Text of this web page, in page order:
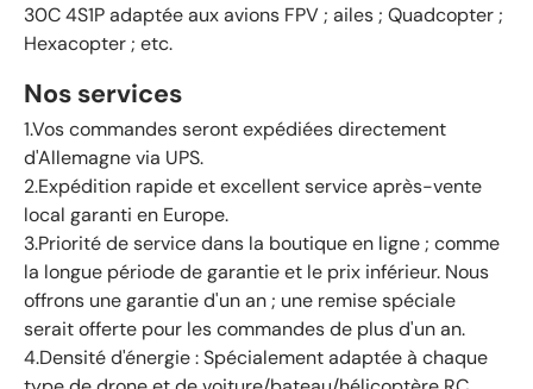
30C 4S1P adaptée aux avions FPV ; ailes ; Quadcopter ;
Hexacopter ; etc.
Nos services
1.Vos commandes seront expédiées directement
d'Allemagne via UPS.
2.Expédition rapide et excellent service après-vente
local garanti en Europe.
3.Priorité de service dans la boutique en ligne ; comme
la longue période de garantie et le prix inférieur. Nous
offrons une garantie d'un an ; une remise spéciale
serait offerte pour les commandes de plus d'un an.
4.Densité d'énergie : Spécialement adaptée à chaque